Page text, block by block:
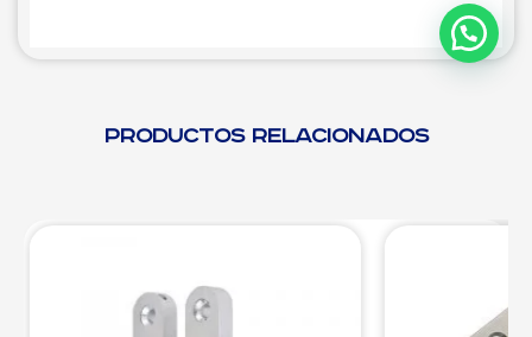
Productos relacionados